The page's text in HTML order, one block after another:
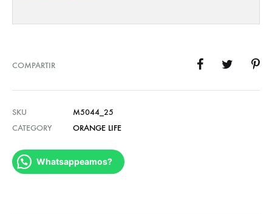
COMPARTIR
SKU
M5044_25
CATEGORY
ORANGE LIFE
Whatsappeamos?